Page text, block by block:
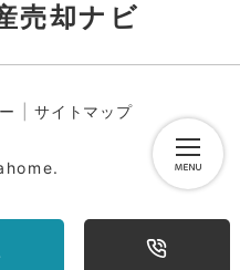
売却ナビ
サイトマップ